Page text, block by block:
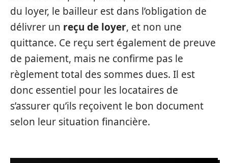
du loyer, le bailleur est dans l’obligation de
délivrer un reçu de loyer, et non une
quittance. Ce reçu sert également de preuve
de paiement, mais ne confirme pas le
règlement total des sommes dues. Il est
donc essentiel pour les locataires de
s’assurer qu’ils reçoivent le bon document
selon leur situation financière.